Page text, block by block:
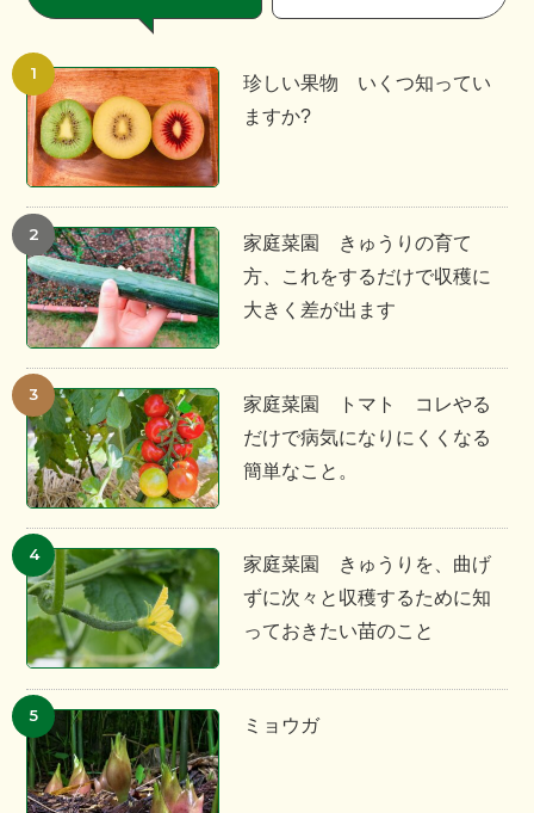
珍しい果物 いくつ知ってい
ますか?
家庭菜園 きゅうりの育て
方、これをするだけで収穫に
大きく差が出ます
家庭菜園 トマト コレやる
だけで病気になりにくくなる
簡単なこと。
家庭菜園 きゅうりを、曲げ
ずに次々と収穫するために知
っておきたい苗のこと
ミョウガ